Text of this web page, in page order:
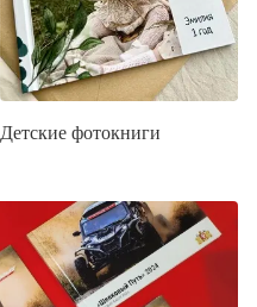
Детские фотокниги